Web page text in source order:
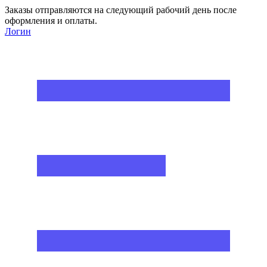
Заказы отправляются на следующий рабочий день после
оформления и оплаты.
Логин